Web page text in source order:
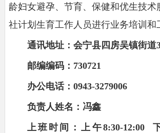
龄妇女避孕、节育、保健和优生技术
社计划生育工作人员进行业务培训和
通讯地址：会宁县四房吴镇街道
邮编编码：730721
办公电话：0943-3279006
负责人姓名： 冯鑫
上班时间：上午8:30-12:00